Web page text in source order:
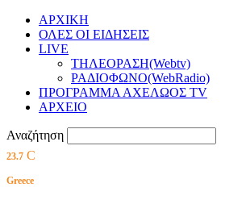
ΑΡΧΙΚΗ
ΟΛΕΣ ΟΙ ΕΙΔΗΣΕΙΣ
LIVE
ΤΗΛΕΟΡΑΣΗ(Webtv)
ΡΑΔΙΟΦΩΝΟ(WebRadio)
ΠΡΟΓΡΑΜΜΑ ΑΧΕΛΩΟΣ TV
ΑΡΧΕΙΟ
Αναζήτηση
23.7 C
Greece